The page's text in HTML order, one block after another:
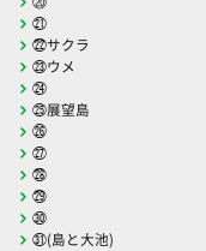
㉑
㉒サクラ
㉓ウメ
㉔
㉕展望島
㉖
㉗
㉘
㉙
㉚
㉛(島と大池)